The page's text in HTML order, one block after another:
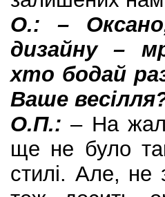
О.: –
дизайну –
хто бодай
Ваше
О.П.: – На
ще не було
стилі. Але, не